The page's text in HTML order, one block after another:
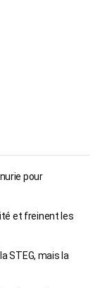
pour
et freinent les
STEG, mais la